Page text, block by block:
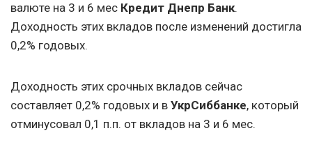
валюте на 3 и 6 мес Кредит Днепр Банк.
Доходность этих вкладов после изменений достигла
0,2% годовых.
Доходность этих срочных вкладов сейчас
составляет 0,2% годовых и в УкрСиббанке, который
отминусовал 0,1 п.п. от вкладов на 3 и 6 мес.